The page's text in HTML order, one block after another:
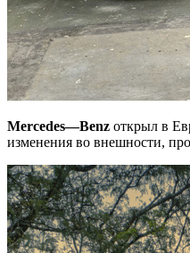
Mercedes—Benz открыл в
изменения во внешности,